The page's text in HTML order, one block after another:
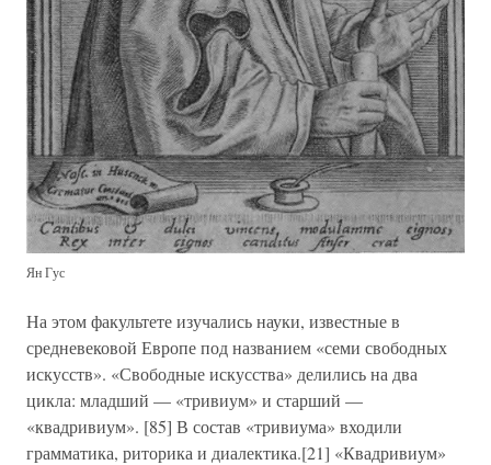
Ян Гус
На этом факультете изучались науки, известные в
средневековой Европе под названием «семи свободных
искусств». «Свободные искусства» делились на два
цикла: младший — «тривиум» и старший —
«квадривиум». [85] В состав «тривиума» входили
грамматика, риторика и диалектика.[21] «Квадривиум»